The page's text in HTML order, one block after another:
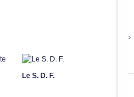
Le S. D. F.